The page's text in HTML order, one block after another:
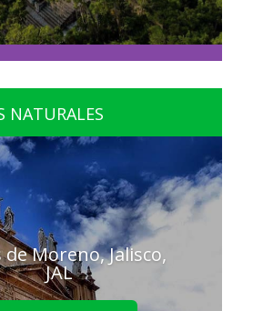
NATURALES
de Moreno, Jalisco,
JAL